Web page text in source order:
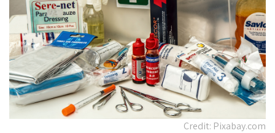
Credit: Pixabay.com